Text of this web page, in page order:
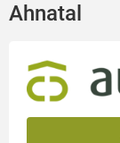
Ahnatal